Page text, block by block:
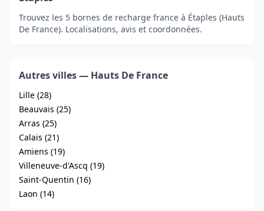
Trouvez les 5 bornes de recharge france à Étaples (Hauts
De France). Localisations, avis et coordonnées.
Autres villes — Hauts De France
Lille (28)
Beauvais (25)
Arras (25)
Calais (21)
Amiens (19)
Villeneuve-d'Ascq (19)
Saint-Quentin (16)
Laon (14)